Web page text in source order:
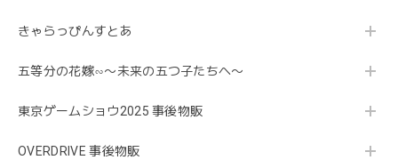
きゃらっぴんすとあ
五等分の花嫁∽〜未来の五つ子たちへ〜
東京ゲームショウ2025 事後物販
OVERDRIVE 事後物販